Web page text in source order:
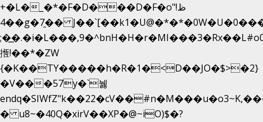
+�L�_�*�F�D���D�F�o"ظ!
�4�g�7֦�� J��`[��k1�U@�*�*�0W�U�0����_������äp�)2>�`@n����5DW˃��
揯!��*�ZW
{�K��TY�����h�R�1�<D��JO�$>�2}
�V���57y�`뉋
� u8~�40Q�xirV��XP�@~iO)$�?